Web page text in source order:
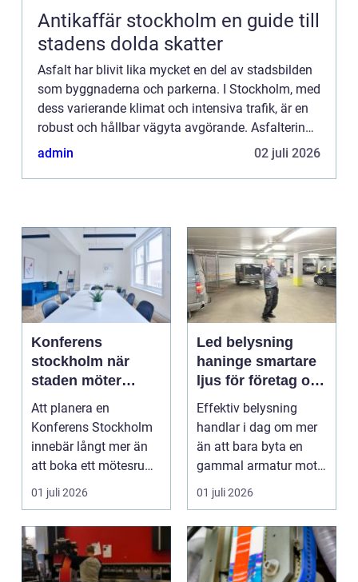
Antikaffär stockholm en guide till
stadens dolda skatter
Asfalt har blivit lika mycket en del av stadsbilden
som byggnaderna och parkerna. I Stockholm, med
dess varierande klimat och intensiva trafik, är en
robust och hållbar vägyta avgörande. Asfaltering i
Stockholm är inte bara ...
admin 02 juli 2026
Konferens
stockholm när
staden möter
skärgård och
landsbygd
Att planera en
Konferens Stockholm
innebär långt mer än
att boka ett mötesrum
och ordna fika.
Företa...
01 juli 2026
Led belysning
haninge smartare
ljus för företag och
fastigheter
Effektiv belysning
handlar i dag om mer
än att bara byta en
gammal armatur mot
en ny. Företag, bosta...
01 juli 2026